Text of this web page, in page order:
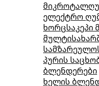
ელექტრო
ხორცსაკეპი
პურის
ბლენდერები
ხელის